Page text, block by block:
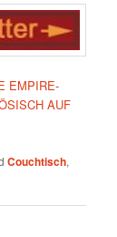
EMPIRE-
AUF
Couchtisch,